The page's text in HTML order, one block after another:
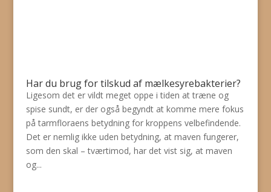
Har du brug for tilskud af mælkesyrebakterier?
Ligesom det er vildt meget oppe i tiden at træne og
spise sundt, er der også begyndt at komme mere fokus
på tarmfloraens betydning for kroppens velbefindende.
Det er nemlig ikke uden betydning, at maven fungerer,
som den skal – tværtimod, har det vist sig, at maven
og...